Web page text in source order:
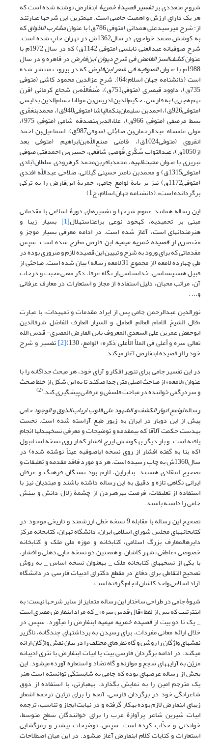
شروح متعددی برتفسیر قصیدۀ خمریۀابن‏فارض نوشته شده است که
هر یک دارای ارزش و اهمیت خاصی است. مهم‏ترین این شرح‏ها عبارتند
از: شرح‌ میرسیدعلی‌ همدانی‌ (متوفی‌ 786ق) با عنوان مشارب الاذواقکه
به کوشش‌ محمد خواجوی‌ در سال1362ش در تهران‌ چاپ‌ شده‌ است‌.
شرح صوفیانه عبدالغنی‌ نابلسی‌ (متوفی‌ 1142ق) که در سال 1972م با
عنوان‌کشف‌السرّ الغامض‌ فی‌ شرح‌ دیوان‌ ابن‌فارض‌در قاهره‌ و در سال
1988م با عنوان‌ الصوفیه‌ فی‌ شعر ابن‌فارض‌که در بیروت‌ منتشر شده‌
است ‌(دانشنامه جهان اسلام:64). شرح‌ عزالدین‌ محمود کاشی‌ (متوفی‌
735ق)، داوود قیصری‌ (متوفی751ق)، صُنعُ‏اللّه‌بن‌ شجاع‌ کرمانی‌ (قرن‌
نهم هجری‌) به‌ فارسی‌، حکیم‌الدین‌ ادریس‌بن‌ مولانا حسام‌الدین‌ بدلیسی‌
(متوفی926ق)، احمدبن‌ سلیمان‌بن‏کمال‏پاشا (متوفی940ق)، محمدبن‏غَمْری‌
بسط‌ مرصفی (متوفی‌ 966ق)، علاءالدین‌بن‏صدقه‌ شامی‌ (متوفی‌ 975)،
مولی‌ علم‏شاه‌ عبدالرحمان‌بن‌ صاچْلی‌ (متوفی987ق)، اسماعیل‌بن‌ احمد
انقروی‌ (متوفی1024ق)، قاضی‌ صنع‌اللّه‌بن‌ابراهیم‌ (متوفی بعد
از1050ق)، عبدالتواب‌ سُکَّری‌ قُوصی‌ شافعی‌، حسین‌بن‌ احمدفتی‌ صوفی‌
تبریزی‌ با عنوان‌محبت‌الهیه، محمدباقربن‌محمد کرهرودی‌ سلطان‌آبادی‌
(متوفی1315ق) و محمدبن‌ ناصر حسینی‌ گیلانی، صلاحی‌ عبداللّه‌ افندی‌
(متوفی1172ق) نیز بر پایۀ‌ لوامع‌ جامی‌، خمریۀ‌ ابن‌فارض‌ را به‌ ترکی‌
برگردانده‌ است».‌(دانشنامه جهان اسلام، ج1)
این رساله همانند عموم شرح‏ها و تفسیرهای دورۀ اسلامی با مقدماتی
مبنی بر تحمیدیه، که‏خود نوعی براعت‏استهلال[1] بسیار زیبا و
هنرمندانه‏ای است، آغاز شده است. در ادامه معرفی بسیار موجز و
مختصری ازقصیده خمریه میمیهابن فارض مطرح شده است. سپس
مقدماتی که برای ورود به شرح و تبیین این قصیده لازم و ضروری بوده در
طی چهارده لامعه (از مجموع 31 لامعه رساله) بیان شده است. مباحثی از
قبیل هستی‏شناسی، خداشناسی از نگاه عرفا، ذکر معنی محبت و درجات
آن، مراتب محبان، دلیل استفاده از مجاز و استعارات در معارف عرفانی
و... .
نورالدین عبدالرحمن جامی پس از ایراد مقدمات و تمهیدات، با عبارت
«قال الشیخ الامام العالم العامل و السیار العارف الفاضل شرف‏الدین
ابوحفض عمربن علی السعدی المعروف بابن الفارض المصری- قدس الله
تعالی سره و أعلی فی الملأ الأعلی ذکره» (لوامع، 130) [2] تفسیر و شرح
خود را از قصیده ابن‏فارض آغاز می‏کند.
در این تفسیر جامی برای تنویر افکار و آرای خود، هر مبحث جداگانه را با
عنوان «لامعه» از مباحث اصلی متن جدا می‏کند تا به این شکل از خلط مبحث
و سردرگمی خواننده در مباحث فلسفی و عرفانی پیشگیری کند.(2)
رسالهلوامع انوار الکشف و الشهود علی قلوب ارباب الذوق و الوجودجامی
پیش از این دوبار در ایران به زیور طبع آراسته شده است. نخست
به‏دست حکمت آل‏آقا که بی‏مقدمه و توضیحات و معرفی نسخه‏بدل‏ها انجام
یافته است. و بار دیگر به‏کوشش ایرج افشار که از روی نسخه استانبول
(که بنا به گفته افشار از روی نسخه ایاصوفیه عیناً نوشته شده) در
سال1360ش به چاپ رسیده است. هر دو مورد فاقد مقدمه و تعلیقات و
تصحیح انتقادی هستند. بنابراین، لازم بود تشنگان فرهنگ و عرفان
ایرانی نگاهی تازه و دقیق به این رساله داشته باشند و مبتدیان نیز با
استفاده از تعلیقات، فرصت بهره‏بردن از چشمۀ زلال دانش و بینش
جامی را داشته باشند.
تصحیح این رساله با مقابله 9 نسخه خطی ارزشمند و تاریخی موجود در
کتابخانه‏های مجلس شورای اسلامی ایران، دانشگاه تهران، کتابخانه مرکز
دایره‏المعارف بزرگ اسلامی، کتابخانه و موزه ملی ملک و کتابخانه
خصوصی «عاطفی» شهر کاشان و همچنین دو نسخه چاپی دهلی و افشار،
با یکی از نسخه‏های کتابخانه ملک _ به‏عنوان نسخه اساس _ به روش
تصحیح التقاطی برای دفاع در مقطع دکترای ادبیات فارسی در دانشگاه
آزاد اسلامی واحد کاشان انجام گرفته است.
شیوۀ جامی در طراحی ساختار این رساله متمایز از سایر شرح‏ها نیست؛ به
این‏ترتیب که پس از لفظ «قال قدس سره» _ که مراد ابن‏فارض مصری است
_ یک تا دو بیت ازقصیده خمریه میمیهابن‏فارض را می‏آورد. سپس در
خلال ارائه معانی مفردات، برای رسیدن به برداشت‏های چندگانه، ناگزیر
نقش‏های واژگان را روشن و گاه نظرهای مختلف را در بیان نقش واژگان ارائه
می‏کند. در ادامه برگردان فارسی بیت یا ابیات ابن‏فارض با نثری ادیبانه
مزیّن به آرایه‏های سجع و موازنه و گاه تضاد و استعاره آورده می‏شود. این
بخش از رساله عرصه‏ای بوده که جامی به شایستگی توانسته است هنر
یک مترجم امین را به نمایش بگذارد. به‏عبارتی، با استفاده از ذوق
شاعرانگی خود در برگردان فارسی، آنچه را برای تزئین ترجمه اشعار
زیبای ابن‏فارض لازم بوده به‏کار گرفته و در نهایت ایجاز و تناسب، ترجمه
ابیات شیرین شاعر پرآوازۀ عرب را برای خوانندگان سطح متوسط،
خواندنی و جذّاب کرده است. سپس، توضیحات بیشتر و رمزگشایی
استعارات و کنایات کلام ابن‏فارض آغاز می‏شود. در این میان اصطلاحات